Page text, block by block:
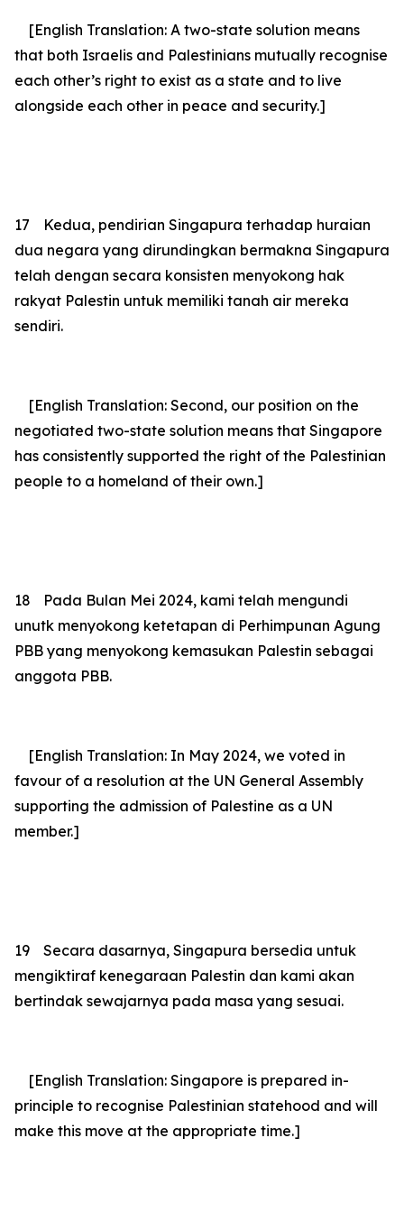
[English Translation: A two-state solution means
that both Israelis and Palestinians mutually recognise
each other’s right to exist as a state and to live
alongside each other in peace and security.]
17
Kedua, pendirian Singapura terhadap huraian
dua negara yang dirundingkan bermakna Singapura
telah dengan secara konsisten menyokong hak
rakyat Palestin untuk memiliki tanah air mereka
sendiri.
[English Translation: Second, our position on the
negotiated two-state solution means that Singapore
has consistently supported the right of the Palestinian
people to a homeland of their own.]
18
Pada Bulan Mei 2024, kami telah mengundi
unutk menyokong ketetapan di Perhimpunan Agung
PBB yang menyokong kemasukan Palestin sebagai
anggota PBB.
[English Translation: In May 2024, we voted in
favour of a resolution at the UN General Assembly
supporting the admission of Palestine as a UN
member.]
19
Secara dasarnya, Singapura bersedia untuk
mengiktiraf kenegaraan Palestin dan kami akan
bertindak sewajarnya pada masa yang sesuai.
[English Translation: Singapore is prepared in-
principle to recognise Palestinian statehood and will
make this move at the appropriate time.]